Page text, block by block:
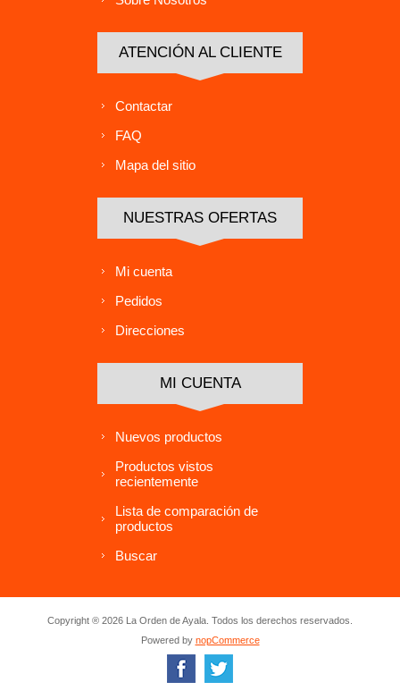
ATENCIÓN AL CLIENTE
Contactar
FAQ
Mapa del sitio
NUESTRAS OFERTAS
Mi cuenta
Pedidos
Direcciones
MI CUENTA
Nuevos productos
Productos vistos
recientemente
Lista de comparación de
productos
Buscar
Copyright ® 2026 La Orden de Ayala. Todos los derechos reservados.
Powered by nopCommerce